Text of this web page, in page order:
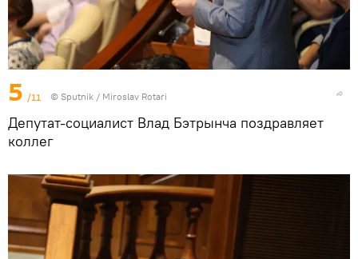
5 /11 © Sputnik / Miroslav Rotari
Депутат-социалист Влад Бэтрынча поздравляет
коллег